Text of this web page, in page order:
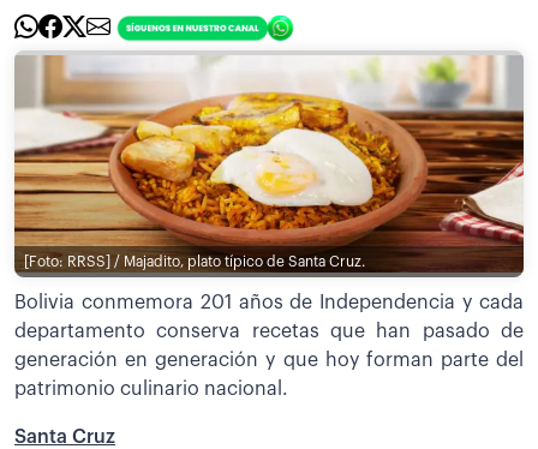
[Foto: RRSS] / Majadito, plato típico de Santa Cruz.
Bolivia conmemora 201 años de Independencia y cada
departamento conserva recetas que han pasado de
generación en generación y que hoy forman parte del
patrimonio culinario nacional.
Santa Cruz